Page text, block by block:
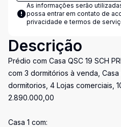
As informações serão
possa entrar em contato de
privacidade e termos de
Descrição
Prédio com Casa QSC 19 SCH
com 3 dormitórios à venda,
dormitorios, 4 Lojas comerciais,
2.890.000,00
Casa 1 com: